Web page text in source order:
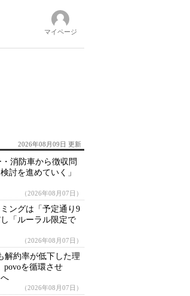
マイページ
2026年08月09日 更新
消防車から徴収問
討を進めていく」
（2026年08月07日）
ングは「予定通り9
「ルーラル限定で
（2026年08月07日）
解約率が低下した理
を循環させ
（2026年08月07日）